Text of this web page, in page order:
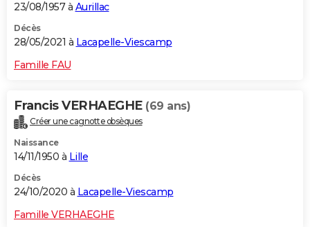
23/08/1957 à Aurillac
Décès
28/05/2021 à Lacapelle-Viescamp
Famille FAU
Francis VERHAEGHE (69 ans)
Créer une cagnotte obsèques
Naissance
14/11/1950 à Lille
Décès
24/10/2020 à Lacapelle-Viescamp
Famille VERHAEGHE